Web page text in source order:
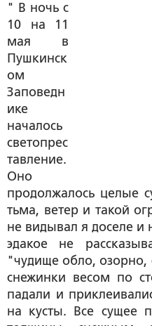
" В ночь с
10 на 11
мая в
Пушкинск
ом
Заповедн
ике
началось
светопрес
тавление.
Оно
продолжалось целые
тьма, ветер и такой
не видывал я доселе и
эдакое не
"чудище обло, озорно,
снежинки весом по
падали и
на кусты. Все сущее